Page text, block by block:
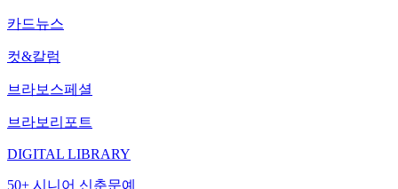
카드뉴스
컷&칼럼
브라보스페셜
브라보리포트
DIGITAL LIBRARY
50+ 시니어 신춘문예